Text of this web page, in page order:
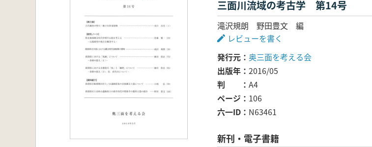
三面川流域の考古学 第14号
滝沢規朗 野田豊文 編
レビューを書く
発行元
奥三面を考える会
出版年
2016/05
判
A4
ページ
106
六一ID
N63461
新刊・電子書籍